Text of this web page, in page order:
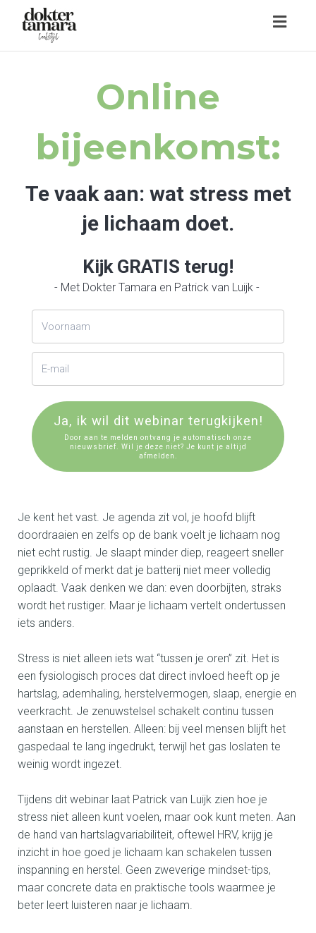
Online
bijeenkomst:
Te vaak aan: wat stress met
je lichaam doet.
Kijk GRATIS terug!
- Met Dokter Tamara en Patrick van Luijk -
Ja, ik wil dit webinar terugkijken!
Door aan te melden ontvang je automatisch onze
nieuwsbrief. Wil je deze niet? Je kunt je altijd
afmelden.
Je kent het vast. Je agenda zit vol, je hoofd blijft
doordraaien en zelfs op de bank voelt je lichaam nog
niet echt rustig. Je slaapt minder diep, reageert sneller
geprikkeld of merkt dat je batterij niet meer volledig
oplaadt. Vaak denken we dan: even doorbijten, straks
wordt het rustiger. Maar je lichaam vertelt ondertussen
iets anders.
Stress is niet alleen iets wat “tussen je oren” zit. Het is
een fysiologisch proces dat direct invloed heeft op je
hartslag, ademhaling, herstelvermogen, slaap, energie en
veerkracht. Je zenuwstelsel schakelt continu tussen
aanstaan en herstellen. Alleen: bij veel mensen blijft het
gaspedaal te lang ingedrukt, terwijl het gas loslaten te
weinig wordt ingezet.
Tijdens dit webinar laat Patrick van Luijk zien hoe je
stress niet alleen kunt voelen, maar ook kunt meten. Aan
de hand van hartslagvariabiliteit, oftewel HRV, krijg je
inzicht in hoe goed je lichaam kan schakelen tussen
inspanning en herstel. Geen zweverige mindset-tips,
maar concrete data en praktische tools waarmee je
beter leert luisteren naar je lichaam.